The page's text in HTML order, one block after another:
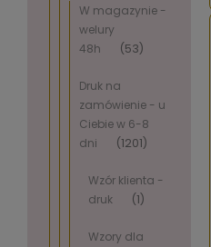
W magazynie -
welury
48h
(53)
Druk na
zamówienie - u
Ciebie w 6-8
dni
(1201)
Wzór klienta -
druk
(1)
Wzory dla